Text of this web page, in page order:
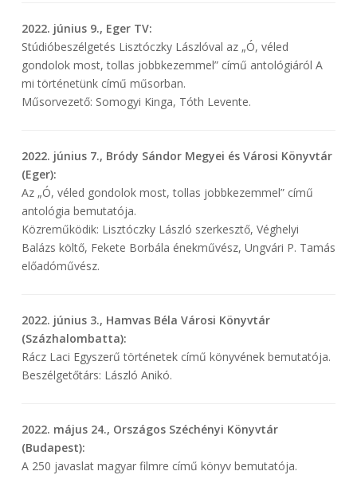
2022. június 9., Eger TV:
Stúdióbeszélgetés Lisztóczky Lászlóval az „Ó, véled
gondolok most, tollas jobbkezemmel” című antológiáról A
mi történetünk című műsorban.
Műsorvezető: Somogyi Kinga, Tóth Levente.
2022. június 7., Bródy Sándor Megyei és Városi Könyvtár
(Eger):
Az „Ó, véled gondolok most, tollas jobbkezemmel” című
antológia bemutatója.
Közreműködik: Lisztóczky László szerkesztő, Véghelyi
Balázs költő, Fekete Borbála énekművész, Ungvári P. Tamás
előadóművész.
2022. június 3., Hamvas Béla Városi Könyvtár
(Százhalombatta):
Rácz Laci Egyszerű történetek című könyvének bemutatója.
Beszélgetőtárs: László Anikó.
2022. május 24., Országos Széchényi Könyvtár
(Budapest):
A 250 javaslat magyar filmre című könyv bemutatója.